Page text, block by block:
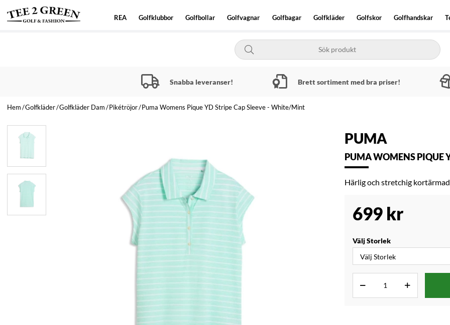
REA Golfklubbor Golfbollar Golfvagnar Golfbagar Golfkläder Golfskor Golfhandskar
Snabba leveranser! Brett sortiment med bra priser!
Hem Golfkläder Golfkläder Dam Pikétröjor Puma Womens Pique YD Stripe Cap Sleeve - White/Mint
PUMA
PUMA WOMENS PIQUE
Härlig och stretchig
699 kr
Välj Storlek